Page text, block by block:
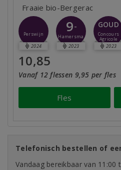
Fraaie bio-Bergerac
Perswijn
2024
9-
Hamersma
2023
GOUD
Concours
Agricole
2023
10,85
Vanaf 12 flessen 9,95 per fles
Fles
Telefonisch bestellen of
Vandaag bereikbaar van